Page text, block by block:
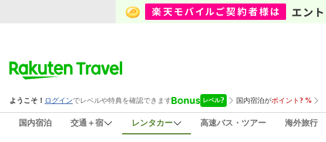
国内宿泊 交通＋宿 レンタカー 高速バス・ツアー 海外旅行